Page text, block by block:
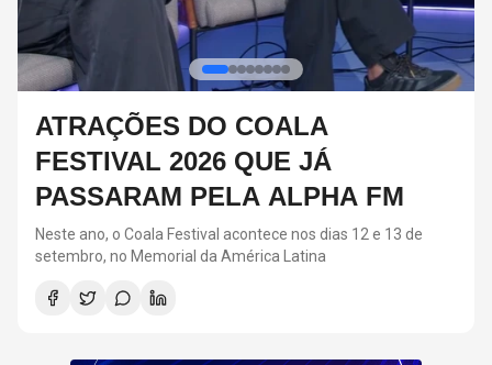
RED HOT CHILI PEPPERS DEVE
VOLTAR AOS ESTÚDIOS EM
BREVE, DIZ ANTHONY KIEDIS
O último álbum da banda foi lançado em 2022